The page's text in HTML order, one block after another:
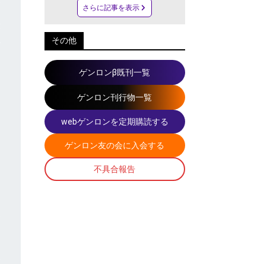
さらに記事を表示
その他
ゲンロンβ既刊一覧
ゲンロン刊行物一覧
webゲンロンを定期購読する
ゲンロン友の会に入会する
不具合報告